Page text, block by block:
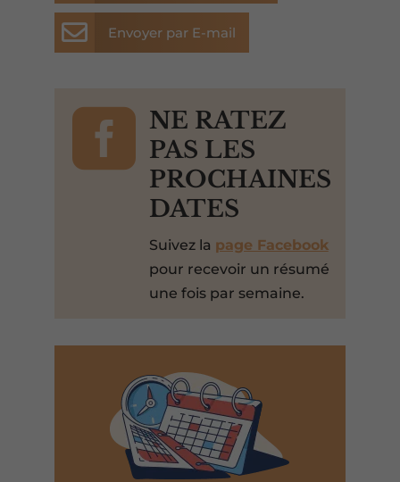
 Envoyer par E-mail

NE RATEZ
PAS LES
PROCHAINES
DATES
Suivez la page Facebook
pour recevoir un résumé
une fois par semaine.